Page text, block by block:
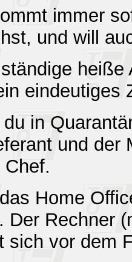
immer
und will
eindeutiges
in
und der
Home
Der Rechner
sich vor dem